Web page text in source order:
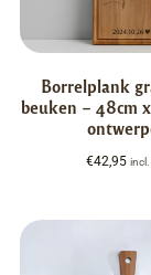
Borrelplank
beuken – 48cm
€42,95